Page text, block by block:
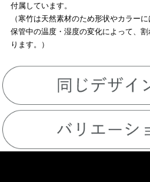
付属しています。
（寒竹は天然素材のため形状やカラー
保管中の温度・湿度の変化によって、
ります。）